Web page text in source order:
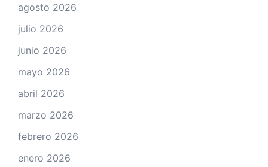
agosto 2026
julio 2026
junio 2026
mayo 2026
abril 2026
marzo 2026
febrero 2026
enero 2026